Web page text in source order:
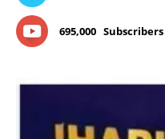
695,000 Subscribers